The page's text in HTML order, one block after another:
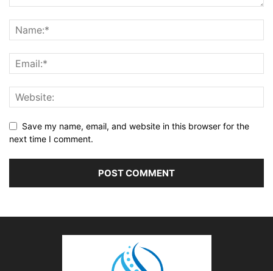
Save my name, email, and website in this browser for the
next time I comment.